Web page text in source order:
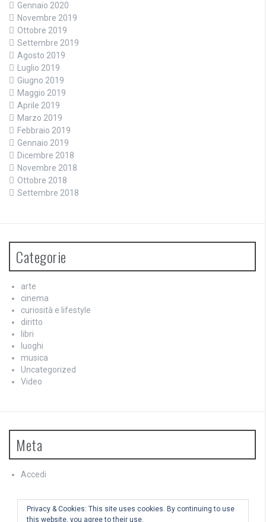
Gennaio 2020
Novembre 2019
Ottobre 2019
Settembre 2019
Agosto 2019
Luglio 2019
Giugno 2019
Maggio 2019
Aprile 2019
Marzo 2019
Febbraio 2019
Gennaio 2019
Dicembre 2018
Novembre 2018
Ottobre 2018
Settembre 2018
Categorie
arte
cinema
curiosità e lifestyle
diritto
libri
luoghi
musica
Uncategorized
Video
Meta
Accedi
Feed dei commenti
WordPress.org
Privacy & Cookies: This site uses cookies. By continuing to use
this website, you agree to their use.